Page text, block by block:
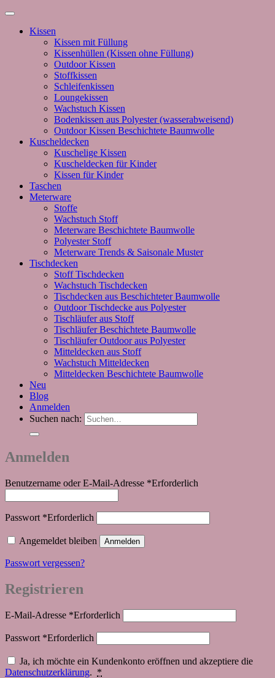
Kissen
Kissen mit Füllung
Kissenhüllen (Kissen ohne Füllung)
Outdoor Kissen
Stoffkissen
Schleifenkissen
Loungekissen
Wachstuch Kissen
Bodenkissen aus Polyester (wasserabweisend)
Outdoor Kissen Beschichtete Baumwolle
Kuscheldecken
Kuschelige Kissen
Kuscheldecken für Kinder
Kissen für Kinder
Taschen
Meterware
Stoffe
Wachstuch Stoff
Meterware Beschichtete Baumwolle
Polyester Stoff
Meterware Trends & Saisonale Muster
Tischdecken
Stoff Tischdecken
Wachstuch Tischdecken
Tischdecken aus Beschichteter Baumwolle
Outdoor Tischdecke aus Polyester
Tischläufer aus Stoff
Tischläufer Beschichtete Baumwolle
Tischläufer Outdoor aus Polyester
Mitteldecken aus Stoff
Wachstuch Mitteldecken
Mitteldecken Beschichtete Baumwolle
Neu
Blog
Anmelden
Suchen nach:
Anmelden
Benutzername oder E-Mail-Adresse *Erforderlich
Passwort *Erforderlich
Angemeldet bleiben Anmelden
Passwort vergessen?
Registrieren
E-Mail-Adresse *Erforderlich
Passwort *Erforderlich
Ja, ich möchte ein Kundenkonto eröffnen und akzeptiere die
Datenschutzerklärung. *